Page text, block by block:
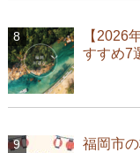
【2026
すすめ7
福岡市